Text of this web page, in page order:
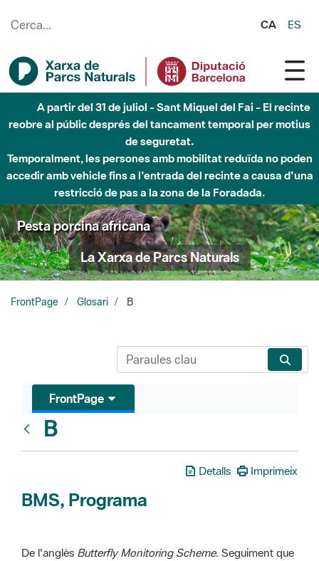
CA ES
A partir del 31 de juliol - Sant Miquel del Fai - El recinte
reobre al públic després del tancament temporal per motius
de seguretat.
Temporalment, les persones amb mobilitat reduïda no poden
accedir amb vehicle fins a l'entrada del recinte a causa d'una
restricció de pas a la zona de la Foradada.
Pesta porcina africana
La Xarxa de Parcs Naturals
FrontPage Glosari B
FrontPage
B
Detalls Imprimeix
BMS, Programa
De l'anglès Butterfly Monitoring Scheme. Seguiment que